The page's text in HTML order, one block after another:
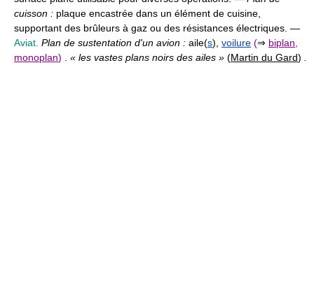
cuisson : plaque encastrée dans un élément de cuisine,
supportant des brûleurs à gaz ou des résistances électriques. —
Aviat. Plan de sustentation d'un avion : aile(s), voilure (⇒ biplan
monoplan) « les vastes plans noirs des ailes » (Martin du Gard)